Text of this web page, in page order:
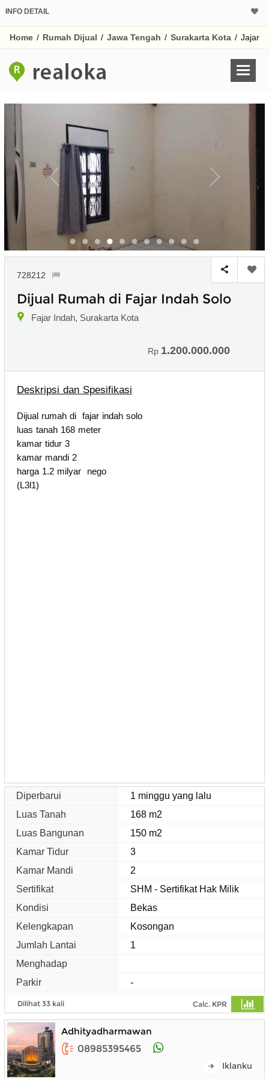
INFO DETAIL
Home / Rumah Dijual / Jawa Tengah / Surakarta Kota / Jajar
728212
Dijual Rumah di Fajar Indah Solo
Fajar Indah, Surakarta Kota
Rp 1.200.000.000
Deskripsi dan Spesifikasi
Dijual rumah di fajar indah solo
luas tanah 168 meter
kamar tidur 3
kamar mandi 2
harga 1.2 milyar nego
(L3l1)
Diperbarui
1 minggu yang lalu
Luas Tanah
168 m2
Luas Bangunan
150 m2
Kamar Tidur
3
Kamar Mandi
2
Sertifikat
SHM - Sertifikat Hak Milik
Kondisi
Bekas
Kelengkapan
Kosongan
Jumlah Lantai
1
Menghadap
Parkir
-
Dilihat 33 kali Calc. KPR
Adhityadharmawan
08985395465
Iklanku
Harga Rp
Untuk hasil simulasi
pada kotak-